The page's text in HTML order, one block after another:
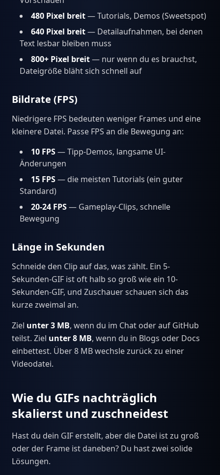
480 Pixel breit— Tutorials, Demos (Sweetspot)
640 Pixel breit— Detailaufnahmen, bei denen
Text lesbar bleiben muss
800+ Pixel breit— nur wenn du es brauchst,
Dateigröße bläht sich schnell auf
Bildrate (FPS)
Niedrigere FPS bedeuten weniger Frames und eine
kleinere Datei. Passe FPS an die Bewegung an:
10 FPS— Tipp-Demos, langsame UI-
Änderungen
15 FPS— die meisten Tutorials (ein guter
Standard)
20-24 FPS— Gameplay-Clips, schnelle
Bewegung
Länge in Sekunden
Schneide den Clip auf das, was zählt. Ein 5-
Sekunden-GIF ist oft halb so groß wie ein 10-
Sekunden-GIF, und Zuschauer schauen sich das
kurze zweimal an.
Ziel unter 3 MB, wenn du im Chat oder auf GitHub
teilst. Ziel unter 8 MB, wenn du in Blogs oder Docs
einbettest. Über 8 MB wechsle zurück zu einer
Videodatei.
Wie du GIFs nachträglich
skalierst und zuschneidest
Hast du dein GIF erstellt, aber die Datei ist zu groß
oder der Frame ist daneben? Du hast zwei solide
Lösungen.